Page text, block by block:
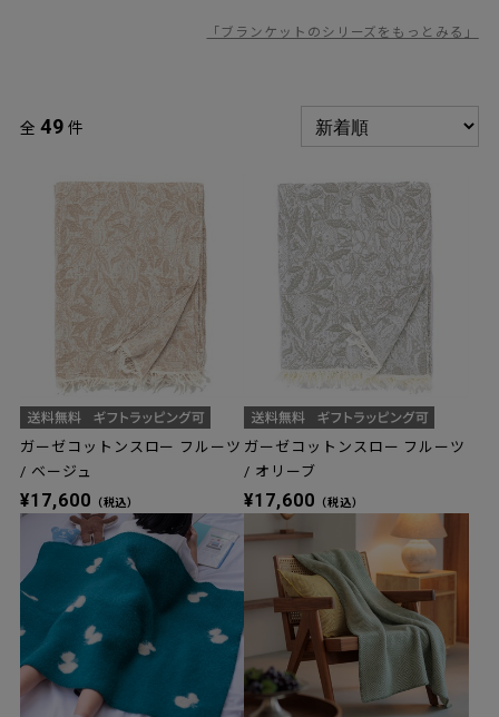
「ブランケットのシリーズをもっとみる」
全 49 件
ガーゼコットンスロー フルーツ
/ ベージュ
¥17,600 （税込）
ガーゼコットンスロー フルーツ
/ オリーブ
¥17,600 （税込）